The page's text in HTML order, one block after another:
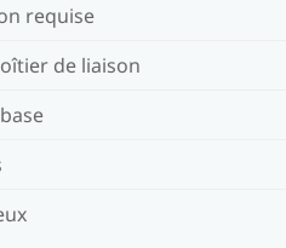
requise
de liaison